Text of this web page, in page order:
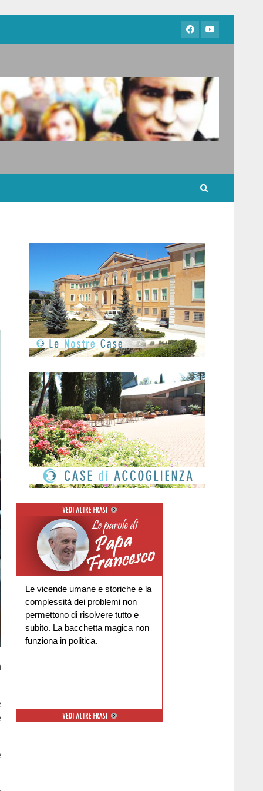
Le vicende umane e storiche e la
complessità dei problemi non
permettono di risolvere tutto e
subito. La bacchetta magica non
funziona in politica.